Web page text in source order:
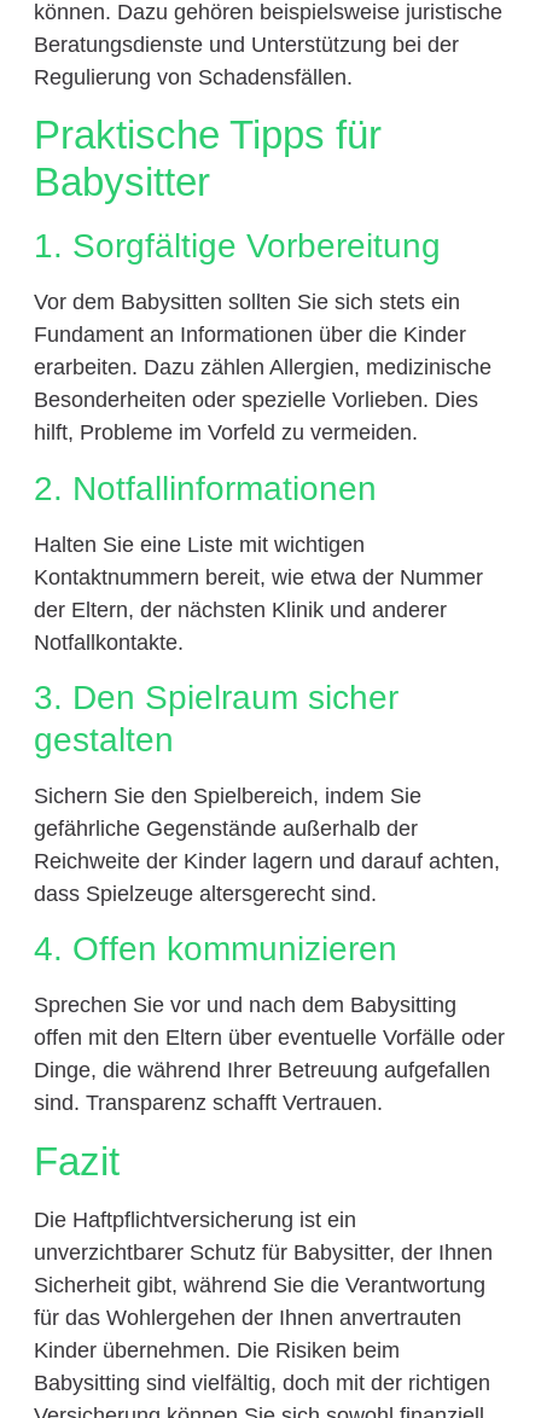
können. Dazu gehören beispielsweise juristische
Beratungsdienste und Unterstützung bei der
Regulierung von Schadensfällen.
Praktische Tipps für
Babysitter
1. Sorgfältige Vorbereitung
Vor dem Babysitten sollten Sie sich stets ein
Fundament an Informationen über die Kinder
erarbeiten. Dazu zählen Allergien, medizinische
Besonderheiten oder spezielle Vorlieben. Dies
hilft, Probleme im Vorfeld zu vermeiden.
2. Notfallinformationen
Halten Sie eine Liste mit wichtigen
Kontaktnummern bereit, wie etwa der Nummer
der Eltern, der nächsten Klinik und anderer
Notfallkontakte.
3. Den Spielraum sicher
gestalten
Sichern Sie den Spielbereich, indem Sie
gefährliche Gegenstände außerhalb der
Reichweite der Kinder lagern und darauf achten,
dass Spielzeuge altersgerecht sind.
4. Offen kommunizieren
Sprechen Sie vor und nach dem Babysitting
offen mit den Eltern über eventuelle Vorfälle oder
Dinge, die während Ihrer Betreuung aufgefallen
sind. Transparenz schafft Vertrauen.
Fazit
Die Haftpflichtversicherung ist ein
unverzichtbarer Schutz für Babysitter, der Ihnen
Sicherheit gibt, während Sie die Verantwortung
für das Wohlergehen der Ihnen anvertrauten
Kinder übernehmen. Die Risiken beim
Babysitting sind vielfältig, doch mit der richtigen